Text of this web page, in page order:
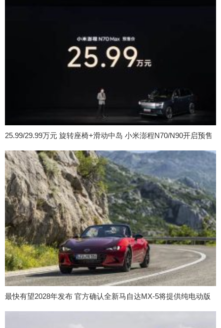
25.99/29.99万元 旋转座椅+滑动中岛 小米澎程N70/N90开启预售
最快有望2028年发布 官方确认全新马自达MX-5将提供纯电动版